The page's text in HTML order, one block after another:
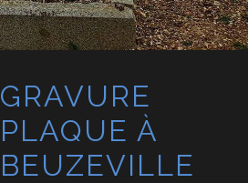
GRAVURE
PLAQUE À
BEUZEVILLE